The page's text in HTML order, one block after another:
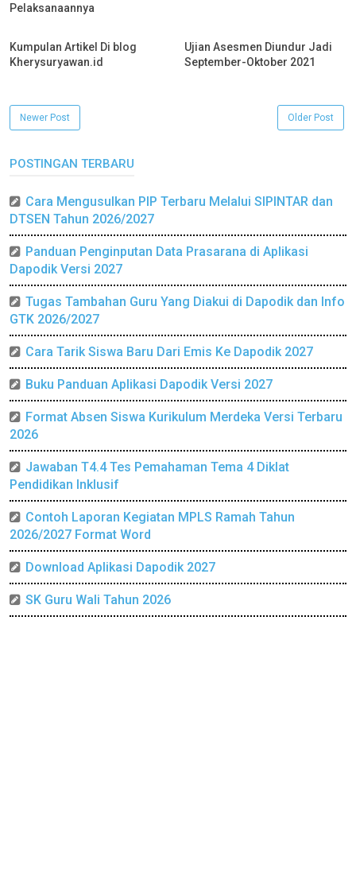
Pelaksanaannya
Kumpulan Artikel Di blog
Kherysuryawan.id
Ujian Asesmen Diundur Jadi
September-Oktober 2021
Newer Post Older Post
POSTINGAN TERBARU
Cara Mengusulkan PIP Terbaru Melalui SIPINTAR dan
DTSEN Tahun 2026/2027
Panduan Penginputan Data Prasarana di Aplikasi
Dapodik Versi 2027
Tugas Tambahan Guru Yang Diakui di Dapodik dan Info
GTK 2026/2027
Cara Tarik Siswa Baru Dari Emis Ke Dapodik 2027
Buku Panduan Aplikasi Dapodik Versi 2027
Format Absen Siswa Kurikulum Merdeka Versi Terbaru
2026
Jawaban T4.4 Tes Pemahaman Tema 4 Diklat
Pendidikan Inklusif
Contoh Laporan Kegiatan MPLS Ramah Tahun
2026/2027 Format Word
Download Aplikasi Dapodik 2027
SK Guru Wali Tahun 2026